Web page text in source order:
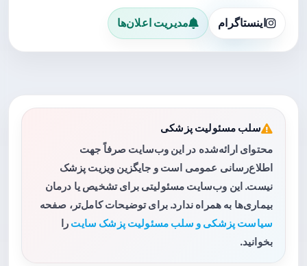
اینستاگرام مدیریت اعلان‌ها
سلب مسئولیت پزشکی
محتوای ارائه‌شده در این وب‌سایت صرفاً جهت
اطلاع‌رسانی عمومی است و جایگزین ویزیت پزشک
نیست. این وب‌سایت مسئولیتی برای تشخیص یا درمان
بیماری‌ها به همراه ندارد. برای توضیحات کامل‌تر، صفحه
سیاست پزشکی و سلب مسئولیت پزشک سایت را
بخوانید.